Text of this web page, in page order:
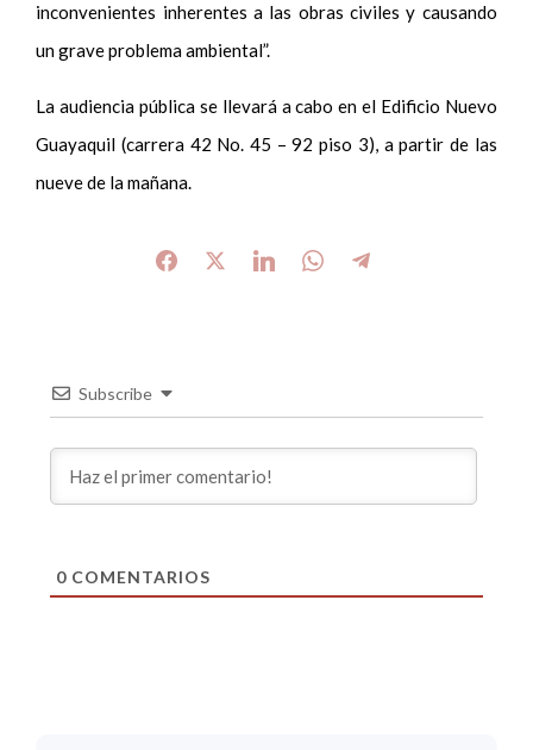
inconvenientes inherentes a las obras civiles y causando
un grave problema ambiental”.
La audiencia pública se llevará a cabo en el Edificio Nuevo
Guayaquil (carrera 42 No. 45 – 92 piso 3), a partir de las
nueve de la mañana.
Subscribe
0COMENTARIOS